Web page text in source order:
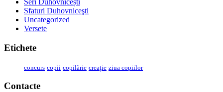
Seri Duhovnicești
Sfaturi Duhovniceşti
Uncategorized
Versete
Etichete
concurs copii copilărie creație ziua copiilor
Contacte